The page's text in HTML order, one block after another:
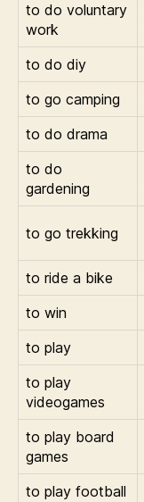
to do voluntary
work
to do diy
to go camping
to do drama
to do
gardening
to go trekking
to ride a bike
to win
to play
to play
videogames
to play board
games
to play football